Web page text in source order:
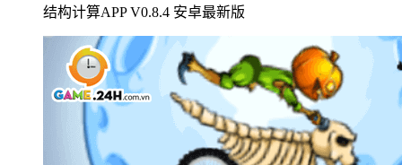
结构计算APP V0.8.4 安卓最新版